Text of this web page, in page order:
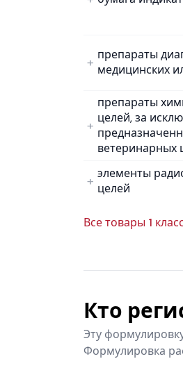
препараты
медицинских
препараты
целей, за
ветеринарных
элементы
целей
Все товары 1
Кто
Эту
Формулировка